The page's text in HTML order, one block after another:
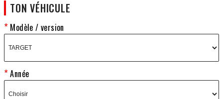
TON VÉHICULE
Modèle / version
Année